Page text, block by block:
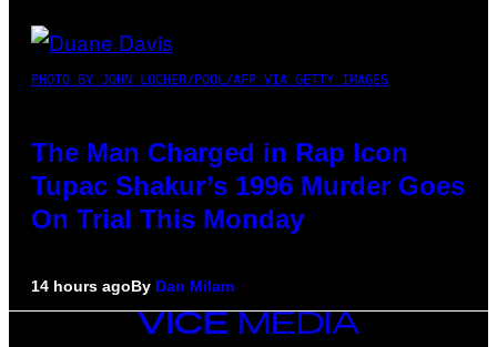
PHOTO BY JOHN LOCHER/POOL/AFP VIA GETTY IMAGES
The Man Charged in Rap Icon
Tupac Shakur’s 1996 Murder Goes
On Trial This Monday
14 hours agoBy Dan Milam
VICE
MEDIA